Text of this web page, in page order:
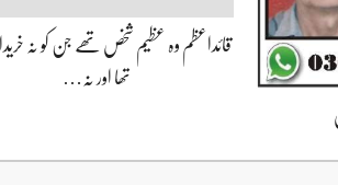
قائداعظم وہ عظیم شخص تھے جن کو نہ خریدا
تھا اور نہ…